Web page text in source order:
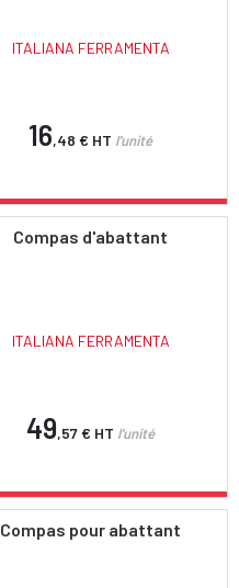
ITALIANA FERRAMENTA
16,48 € HT l'unité
Compas d'abattant
ITALIANA FERRAMENTA
49,57 € HT l'unité
Compas pour abattant